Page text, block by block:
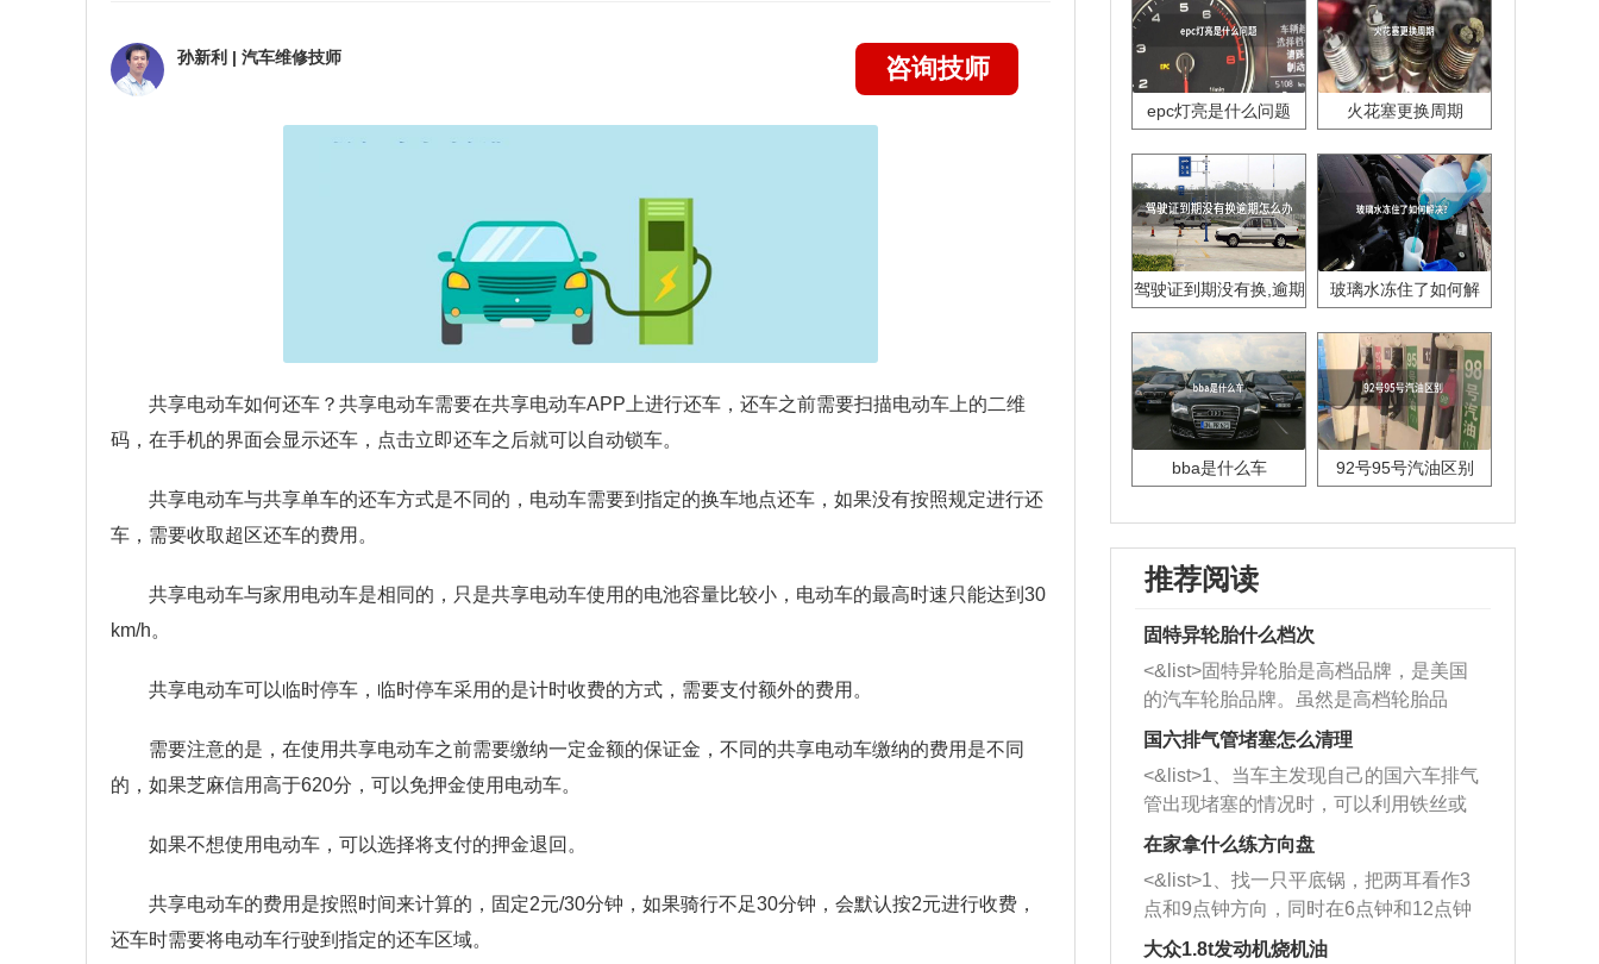
孙新利 | 汽车维修技师 咨询技师
共享电动车如何还车？ 共享电动车需要在共享电动车APP上进行还车，还车之前需要扫描电动车上的二维
码，在手机的界面会显示还车，点击立即还车之后就可以自动锁车。
共享电动车与共享单车的还车方式是不同的，电动车需要到指定的换车地点还车，如果没有按照规定进行还
车，需要收取超区还车的费用。
共享电动车与家用电动车是相同的，只是共享电动车使用的电池容量比较小，电动车的最高时速只能达到30
km/h。
共享电动车可以临时停车，临时停车采用的是计时收费的方式，需要支付额外的费用。
需要注意的是，在使用共享电动车之前需要缴纳一定金额的保证金，不同的共享电动车缴纳的费用是不同
的，如果芝麻信用高于620分，可以免押金使用电动车。
如果不想使用电动车，可以选择将支付的押金退回。
共享电动车的费用是按照时间来计算的，固定2元/30分钟，如果骑行不足30分钟，会默认按2元进行收费，
还车时需要将电动车行驶到指定的还车区域。
epc灯亮是什么问题 火花塞更换周期
驾驶证到期没有换,逾期
玻璃水冻住了如何解
bba是什么车 92号95号汽油区别
推荐阅读
固特异轮胎什么档次
<&list>固特异轮胎是高档品牌，是美国
的汽车轮胎品牌。虽然是高档轮胎品
牌，但是中高低端的轮胎都有生产，这
也是为了更好的开拓市场。
国六排气管堵塞怎么清理
<&list>1、当车主发现自己的国六车排气
管出现堵塞的情况时，可以利用铁丝或
者是细棍，直接将杂物给取出来，如果
堵塞情况比较严重，也可以采取应急措
施。 <&list>2、直接利用木棍将所有的
杂物推到排气管里面的位置处，然后将
三元催化器拆解开，就可以将堵塞的东
在家拿什么练方向盘
<&list>1、找一只平底锅，把两耳看作3
点和9点钟方向，同时在6点钟和12点钟
方向做一个标记。 <&list>2、双手握住
大众1.8t发动机烧机油